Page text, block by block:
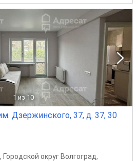
1 из 10
Дзержинского, 37, д. 37, 30
, Городской округ Волгоград,